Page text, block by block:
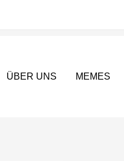
ÜBER UNS MEMES